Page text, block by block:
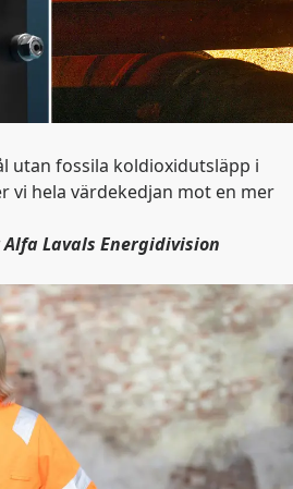
utan fossila koldioxidutsläpp i
vi hela värdekedjan mot en mer
Lavals Energidivision